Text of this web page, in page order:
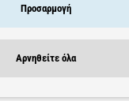
ΤΙΜΗ WEB
12.00€
Προσαρμογή
Αρνηθείτε όλα